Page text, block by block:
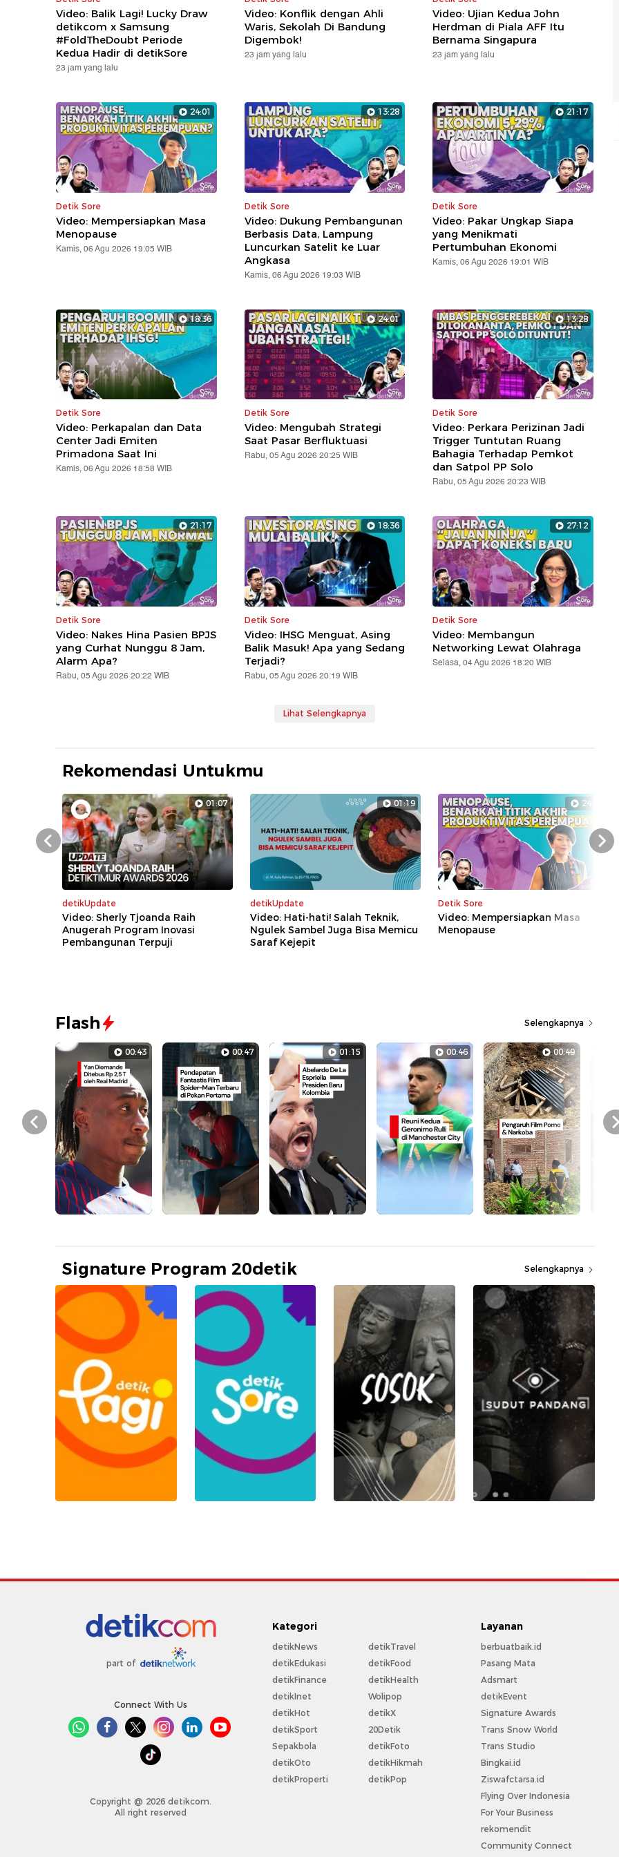
Video: Balik Lagi! Lucky Draw
detikcom x Samsung
#FoldTheDoubt Periode
Kedua Hadir di detikSore
23 jam yang lalu
Video: Konflik dengan Ahli
Waris, Sekolah Di Bandung
Digembok!
23 jam yang lalu
Video: Ujian Kedua John
Herdman di Piala AFF Itu
Bernama Singapura
23 jam yang lalu
24:01
Detik Sore
Video: Mempersiapkan Masa
Menopause
Kamis, 06 Agu 2026 19:05 WIB
13:28
Detik Sore
Video: Dukung Pembangunan
Berbasis Data, Lampung
Luncurkan Satelit ke Luar
Angkasa
Kamis, 06 Agu 2026 19:03 WIB
21:17
Detik Sore
Video: Pakar Ungkap Siapa
yang Menikmati
Pertumbuhan Ekonomi
Kamis, 06 Agu 2026 19:01 WIB
18:36
Detik Sore
Video: Perkapalan dan Data
Center Jadi Emiten
Primadona Saat Ini
Kamis, 06 Agu 2026 18:58 WIB
24:01
Detik Sore
Video: Mengubah Strategi
Saat Pasar Berfluktuasi
Rabu, 05 Agu 2026 20:25 WIB
13:28
Detik Sore
Video: Perkara Perizinan Jadi
Trigger Tuntutan Ruang
Bahagia Terhadap Pemkot
dan Satpol PP Solo
Rabu, 05 Agu 2026 20:23 WIB
21:17
Detik Sore
Video: Nakes Hina Pasien BPJS
yang Curhat Nunggu 8 Jam,
Alarm Apa?
Rabu, 05 Agu 2026 20:22 WIB
18:36
Detik Sore
Video: IHSG Menguat, Asing
Balik Masuk! Apa yang Sedang
Terjadi?
Rabu, 05 Agu 2026 20:19 WIB
27:12
Detik Sore
Video: Membangun
Networking Lewat Olahraga
Selasa, 04 Agu 2026 18:20 WIB
Lihat Selengkapnya
Rekomendasi Untukmu
01:07
detikUpdate
Video: Sherly Tjoanda Raih
Anugerah Program Inovasi
Pembangunan Terpuji
01:19
detikUpdate
Video: Hati-hati! Salah Teknik,
Ngulek Sambel Juga Bisa Memicu
Saraf Kejepit
24:01
Detik Sore
Video: Mempersiapkan Masa
Menopause
Prev Next
Flash Selengkapnya
00:43 00:47 01:15 00:46 00:49
Prev
Signature Program 20detik Selengkapnya
part of
Connect With Us
Copyright @ 2026 detikcom.
All right reserved
Kategori
detikNews
detikEdukasi
detikFinance
detikInet
detikHot
detikSport
Sepakbola
detikOto
detikProperti
detikTravel
detikFood
detikHealth
Wolipop
detikX
20Detik
detikFoto
detikHikmah
detikPop
Layanan
berbuatbaik.id
Pasang Mata
Adsmart
detikEvent
Signature Awards
Trans Snow World
Trans Studio
Bingkai.id
Ziswafctarsa.id
Flying Over Indonesia
For Your Business
rekomendit
Community Connect